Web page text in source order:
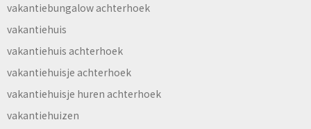
vakantiebungalow achterhoek
vakantiehuis
vakantiehuis achterhoek
vakantiehuisje achterhoek
vakantiehuisje huren achterhoek
vakantiehuizen